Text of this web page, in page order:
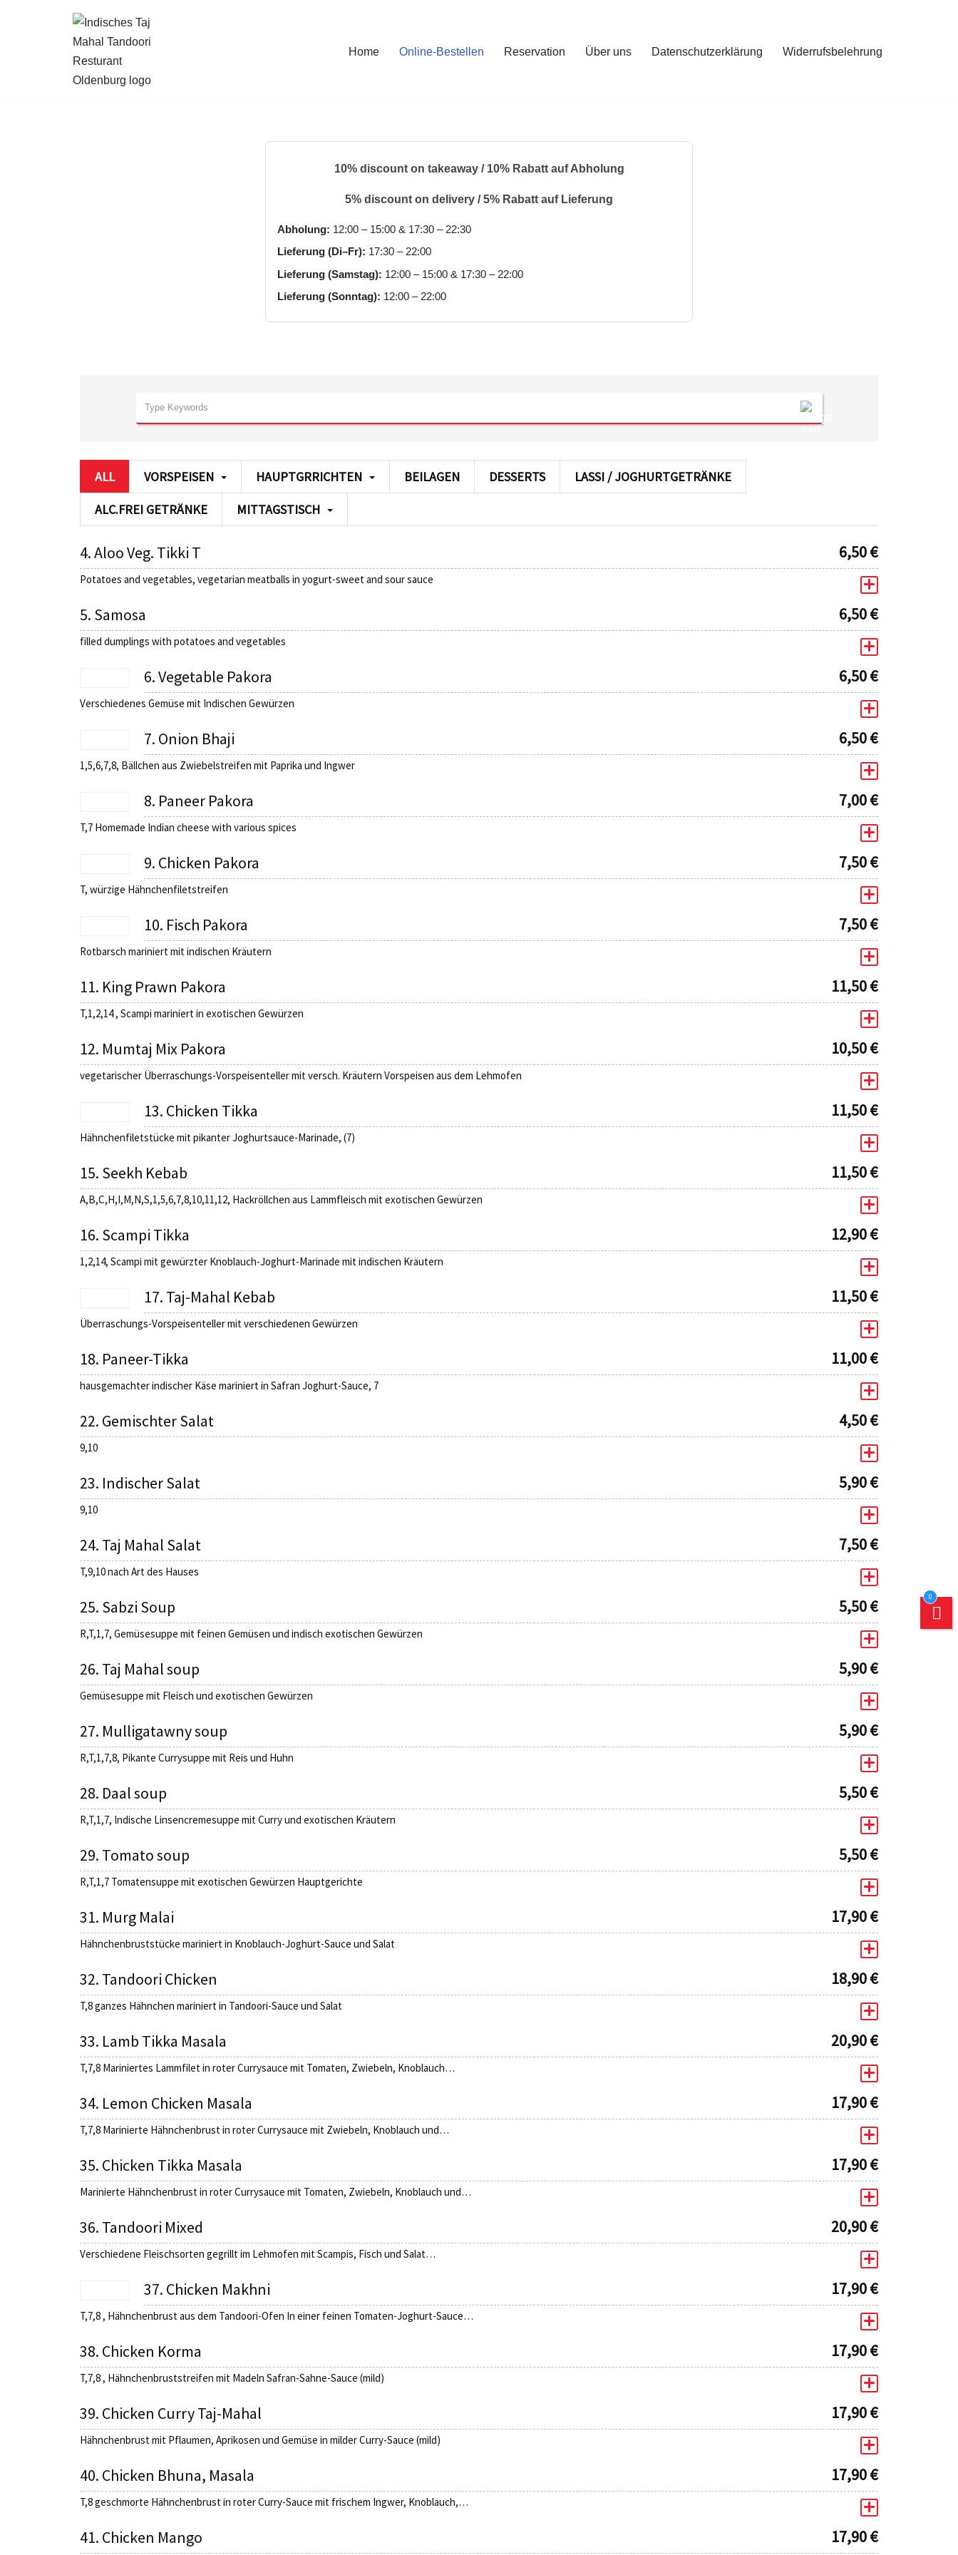
Home Online-Bestellen Reservation Über uns Datenschutzerklärung Widerrufsbelehrung
10% discounton takeaway / 10% Rabattauf Abholung
5% discount on delivery /5% Rabatt auf Lieferung
Abholung: 12:00 – 15:00 & 17:30 – 22:30
Lieferung (Di–Fr): 17:30 – 22:00
Lieferung (Samstag): 12:00 – 15:00 & 17:30 – 22:00
Lieferung (Sonntag): 12:00 – 22:00
0
ALL VORSPEISEN HAUPTGRRICHTEN BEILAGEN DESSERTS
LASSI / JOGHURTGETRÄNKE
ALC.FREI GETRÄNKE
MITTAGSTISCH
4. Aloo Veg. Tikki T 6,50€
Potatoes and vegetables, vegetarian meatballs in yogurt-sweet and sour sauce
5. Samosa 6,50€
filled dumplings with potatoes and vegetables
6. Vegetable Pakora 6,50€
Verschiedenes Gemüse mit Indischen Gewürzen
7. Onion Bhaji 6,50€
1,5,6,7,8, Bällchen aus Zwiebelstreifen mit Paprika und Ingwer
8. Paneer Pakora 7,00€
T,7 Homemade Indian cheese with various spices
9. Chicken Pakora 7,50€
T, würzige Hähnchenfiletstreifen
10. Fisch Pakora 7,50€
Rotbarsch mariniert mit indischen Kräutern
11. King Prawn Pakora 11,50€
T,1,2,14 , Scampi mariniert in exotischen Gewürzen
12. Mumtaj Mix Pakora 10,50€
vegetarischer Überraschungs-Vorspeisenteller mit versch. Kräutern Vorspeisen aus dem Lehmofen
13. Chicken Tikka 11,50€
Hähnchenfiletstücke mit pikanter Joghurtsauce-Marinade, (7)
15. Seekh Kebab 11,50€
A,B,C,H,I,M,N,S,1,5,6,7,8,10,11,12, Hackröllchen aus Lammfleisch mit exotischen Gewürzen
16. Scampi Tikka 12,90€
1,2,14, Scampi mit gewürzter Knoblauch-Joghurt-Marinade mit indischen Kräutern
17. Taj-Mahal Kebab 11,50€
Überraschungs-Vorspeisenteller mit verschiedenen Gewürzen
18. Paneer-Tikka 11,00€
hausgemachter indischer Käse mariniert in Safran Joghurt-Sauce, 7
22. Gemischter Salat 4,50€
9,10
23. Indischer Salat 5,90€
9,10
24. Taj Mahal Salat 7,50€
T,9,10 nach Art des Hauses
25. Sabzi Soup 5,50€
R,T,1,7, Gemüsesuppe mit feinen Gemüsen und indisch exotischen Gewürzen
26. Taj Mahal soup 5,90€
Gemüsesuppe mit Fleisch und exotischen Gewürzen
27. Mulligatawny soup 5,90€
R,T,1,7,8, Pikante Currysuppe mit Reis und Huhn
28. Daal soup 5,50€
R,T,1,7, Indische Linsencremesuppe mit Curry und exotischen Kräutern
29. Tomato soup 5,50€
R,T,1,7 Tomatensuppe mit exotischen Gewürzen Hauptgerichte
31. Murg Malai 17,90€
Hähnchenbruststücke mariniert in Knoblauch-Joghurt-Sauce und Salat
32. Tandoori Chicken 18,90€
T,8 ganzes Hähnchen mariniert in Tandoori-Sauce und Salat
33. Lamb Tikka Masala 20,90€
T,7,8 Mariniertes Lammfilet in roter Currysauce mit Tomaten, Zwiebeln, Knoblauch…
34. Lemon Chicken Masala 17,90€
T,7,8 Marinierte Hähnchenbrust in roter Currysauce mit Zwiebeln, Knoblauch und…
35. Chicken Tikka Masala 17,90€
Marinierte Hähnchenbrust in roter Currysauce mit Tomaten, Zwiebeln, Knoblauch und…
36. Tandoori Mixed 20,90€
Verschiedene Fleischsorten gegrillt im Lehmofen mit Scampis, Fisch und Salat…
37. Chicken Makhni 17,90€
T,7,8 , Hähnchenbrust aus dem Tandoori-Ofen In einer feinen Tomaten-Joghurt-Sauce…
38. Chicken Korma 17,90€
T,7,8 , Hähnchenbruststreifen mit Madeln Safran-Sahne-Sauce (mild)
39. Chicken Curry Taj-Mahal 17,90€
Hähnchenbrust mit Pflaumen, Aprikosen und Gemüse in milder Curry-Sauce (mild)
40. Chicken Bhuna, Masala 17,90€
T,8 geschmorte Hähnchenbrust in roter Curry-Sauce mit frischem Ingwer, Knoblauch,…
41. Chicken Mango 17,90€